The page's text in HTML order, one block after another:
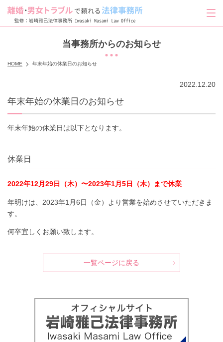
当事務所からのお知らせ
HOME 年末年始の休業日のお知らせ
2022.12.20
年末年始の休業日のお知らせ
年末年始の休業日は以下となります。
休業日
2022年12月29日（木）〜2023年1月5日（木）まで休業
年明けは、2023年1月6日（金）より営業を始めさせていただきま
す。
何卒宜しくお願い致します。
一覧ページに戻る